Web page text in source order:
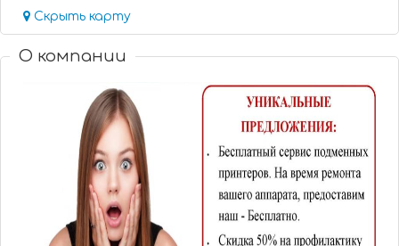
Скрыть карту
О компании